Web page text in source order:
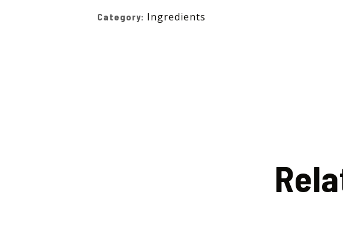
Category: Ingredients